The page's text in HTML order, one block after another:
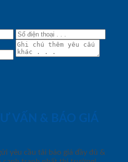
VẤN & BÁO GIÁ
yêu cầu tải báo giá đầy đủ &